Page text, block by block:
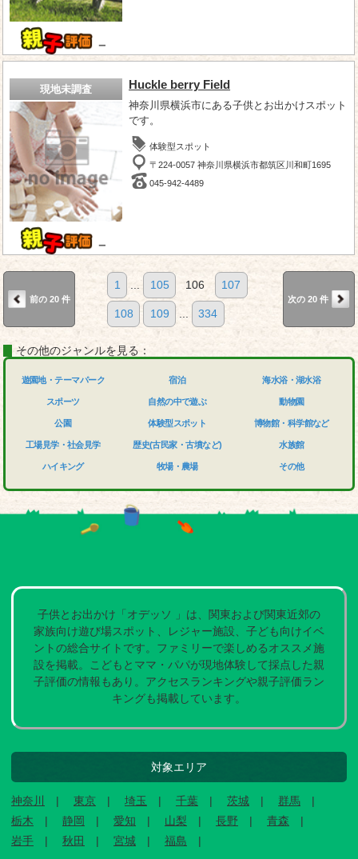
－
現地未調査
－
Huckle berry Field
神奈川県横浜市にある子供とお出かけスポット
です。
体験型スポット
〒224-0057 神奈川県横浜市都筑区川和町1695
045-942-4489
前の 20 件
1 ... 105 106 107
108 109 ... 334
次の 20 件
その他のジャンルを見る：
遊園地・テーマパーク
スポーツ
公園
工場見学・社会見学
ハイキング
宿泊
自然の中で遊ぶ
体験型スポット
歴史(古民家・古墳など)
牧場・農場
海水浴・湖水浴
動物園
博物館・科学館など
水族館
その他
子供とお出かけ「オデッソ 」は、関東および関東近郊の
家族向け遊び場スポット、レジャー施設、子ども向けイベ
ントの総合サイトです。ファミリーで楽しめるオススメ施
設を掲載。こどもとママ・パパが現地体験して採点した親
子評価の情報もあり。アクセスランキングや親子評価ラン
キングも掲載しています。
対象エリア
神奈川 東京 埼玉 千葉 茨城
群馬
栃木
静岡 愛知 山梨 長野
青森
岩手
秋田 宮城 福島